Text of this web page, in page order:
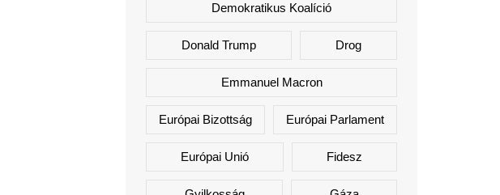
Demokratikus Koalíció
Donald Trump Drog
Emmanuel Macron
Európai Bizottság Európai Parlament
Európai Unió Fidesz